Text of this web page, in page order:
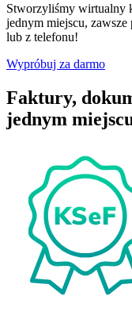
Stworzyliśmy wirtualny
jednym miejscu,
lub z telefonu!
Wypróbuj za darmo
Faktury,
jednym